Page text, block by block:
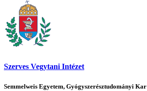
Szerves Vegytani Intézet
Semmelweis Egyetem, Gyógyszerésztudományi Kar